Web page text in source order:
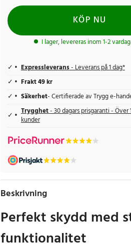
KÖP NU
I lager, levereras inom 1-2
Expressleverans- Leverans på 1 dag*
Frakt 49 kr
Säkerhet- Certifierade av Trygg e-
Trygghet- 30 dagars prisgaranti - Över
kunder
Beskrivning
Perfekt skydd med
funktionalitet